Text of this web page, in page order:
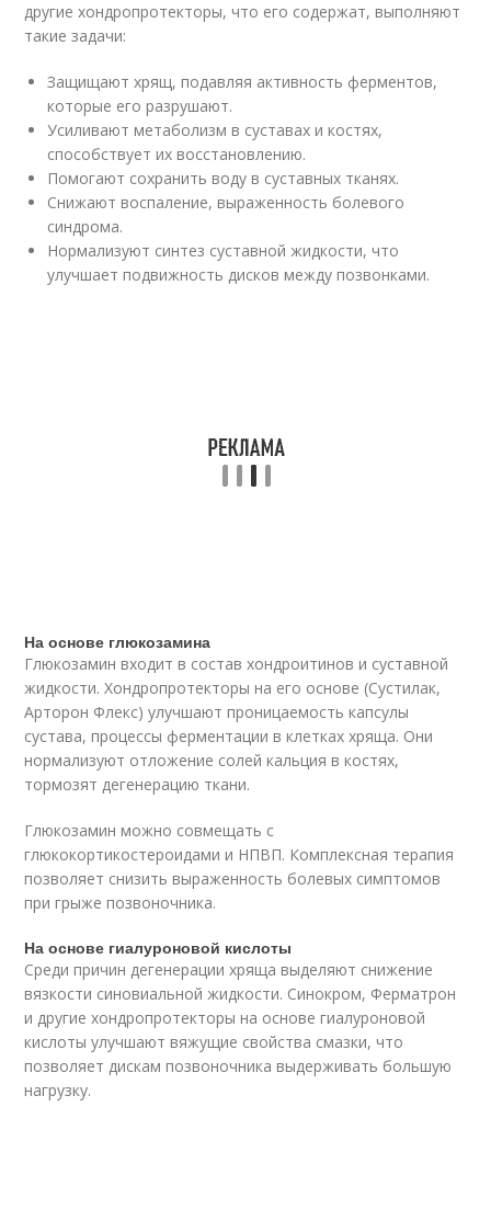
другие хондропротекторы, что его содержат, выполняют
такие задачи:
Защищают хрящ, подавляя активность ферментов,
которые его разрушают.
Усиливают метаболизм в суставах и костях,
способствует их восстановлению.
Помогают сохранить воду в суставных тканях.
Снижают воспаление, выраженность болевого
синдрома.
Нормализуют синтез суставной жидкости, что
улучшает подвижность дисков между позвонками.
На основе глюкозамина
Глюкозамин входит в состав хондроитинов и суставной
жидкости. Хондропротекторы на его основе (Сустилак,
Арторон Флекс) улучшают проницаемость капсулы
сустава, процессы ферментации в клетках хряща. Они
нормализуют отложение солей кальция в костях,
тормозят дегенерацию ткани.
Глюкозамин можно совмещать с
глюкокортикостероидами и НПВП. Комплексная терапия
позволяет снизить выраженность болевых симптомов
при грыже позвоночника.
На основе гиалуроновой кислоты
Среди причин дегенерации хряща выделяют снижение
вязкости синовиальной жидкости. Синокром, Ферматрон
и другие хондропротекторы на основе гиалуроновой
кислоты улучшают вяжущие свойства смазки, что
позволяет дискам позвоночника выдерживать большую
нагрузку.